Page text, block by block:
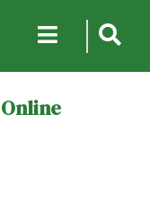
Online